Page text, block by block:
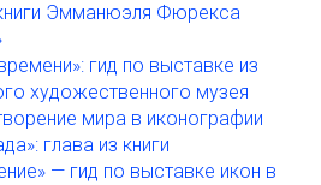
Эмманюэля Фюрекса
гид по выставке из
художественного музея
мира в иконографии
глава из книги
— гид по выставке икон в